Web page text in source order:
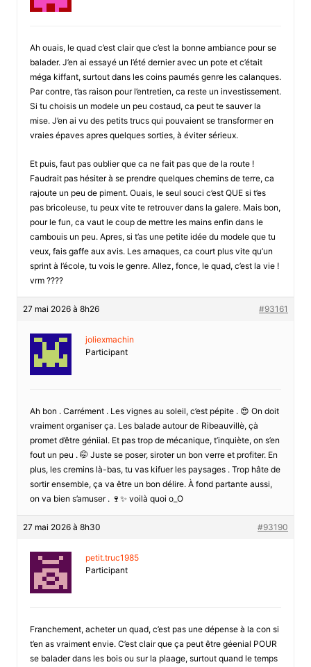
Ah ouais, le quad c’est clair que c’est la bonne ambiance pour se
balader. J’en ai essayé un l’été dernier avec un pote et c’était
méga kiffant, surtout dans les coins paumés genre les calanques.
Par contre, t’as raison pour l’entretien, ca reste un investissement.
Si tu choisis un modele un peu costaud, ca peut te sauver la
mise. J’en ai vu des petits trucs qui pouvaient se transformer en
vraies épaves apres quelques sorties, à éviter sérieux.
Et puis, faut pas oublier que ca ne fait pas que de la route !
Faudrait pas hésiter à se prendre quelques chemins de terre, ca
rajoute un peu de piment. Ouais, le seul souci c’est QUE si t’es
pas bricoleuse, tu peux vite te retrouver dans la galere. Mais bon,
pour le fun, ca vaut le coup de mettre les mains enfin dans le
cambouis un peu. Apres, si t’as une petite idée du modele que tu
veux, fais gaffe aux avis. Les arnaques, ca court plus vite qu’un
sprint à l’école, tu vois le genre. Allez, fonce, le quad, c’est la vie !
vrm ????
27 mai 2026 à 8h26 #93161
joliexmachin
Participant
Ah bon . Carrément . Les vignes au soleil, c’est pépite . 😍 On doit
vraiment organiser ça. Les balade autour de Ribeauvillè, çà
promet d’être géniial. Et pas trop de mécanique, t’inquiète, on s’en
fout un peu . 🤭 Juste se poser, siroter un bon verre et profiter. En
plus, les cremins là-bas, tu vas kifuer les paysages . Trop hâte de
sortir ensemble, ça va être un bon délire. À fond partante aussi,
on va bien s’amuser . 🍷✨ voilà quoi o_O
27 mai 2026 à 8h30 #93190
petit.truc1985
Participant
Franchement, acheter un quad, c’est pas une dépense à la con si
t’en as vraiment envie. C’est clair que ça peut être géenial POUR
se balader dans les bois ou sur la plaage, surtout quand le temps